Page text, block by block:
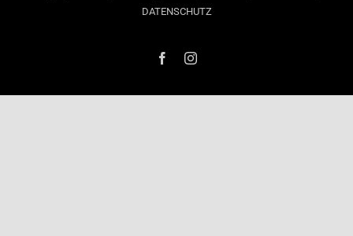
DATENSCHUTZ
FacebookInstagram